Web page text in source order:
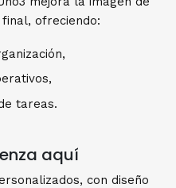
ofreciendo:
tareas.
aquí
con diseño